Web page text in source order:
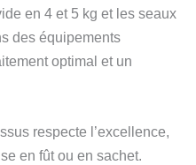
en 4 et 5 kg et les seaux
des équipements
optimal et un
respecte l’excellence,
en fût ou en sachet.